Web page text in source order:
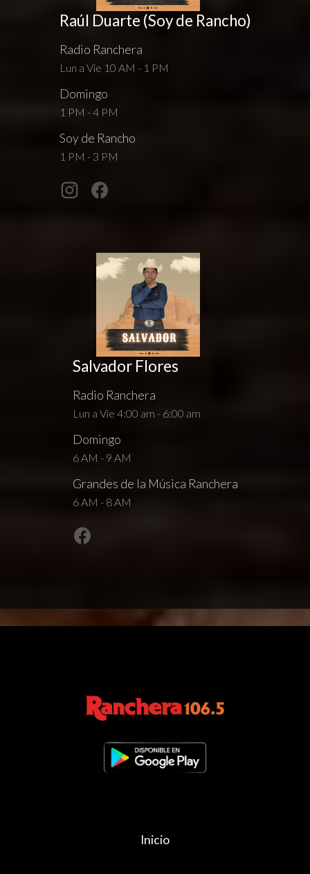
Raúl Duarte (Soy de Rancho)
Radio Ranchera
Lun a Vie 10 AM - 1 PM
Domingo
1 PM - 4 PM
Soy de Rancho
1 PM - 3 PM
Salvador Flores
Radio Ranchera
Lun a Vie 4:00 am - 6:00 am
Domingo
6 AM - 9 AM
Grandes de la Música Ranchera
6 AM - 8 AM
Inicio